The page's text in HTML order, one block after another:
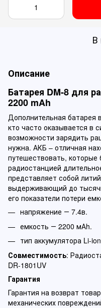
В
Описание
Батарея DM-8 для
2200 mAh
Дополнительная батарея
кто часто оказывается в
возможности зарядить
нужна. АКБ – отличная
путешествовать, которые
радиостанцией
представляет собой
выдерживающий до
его показатели потери
напряжение ― 7.4в.
емкость ― 2200 мАh.
тип аккумулятора Li-
Совместимость:
DR-1801UV
Гарантия
Гарантия на возврат
механических